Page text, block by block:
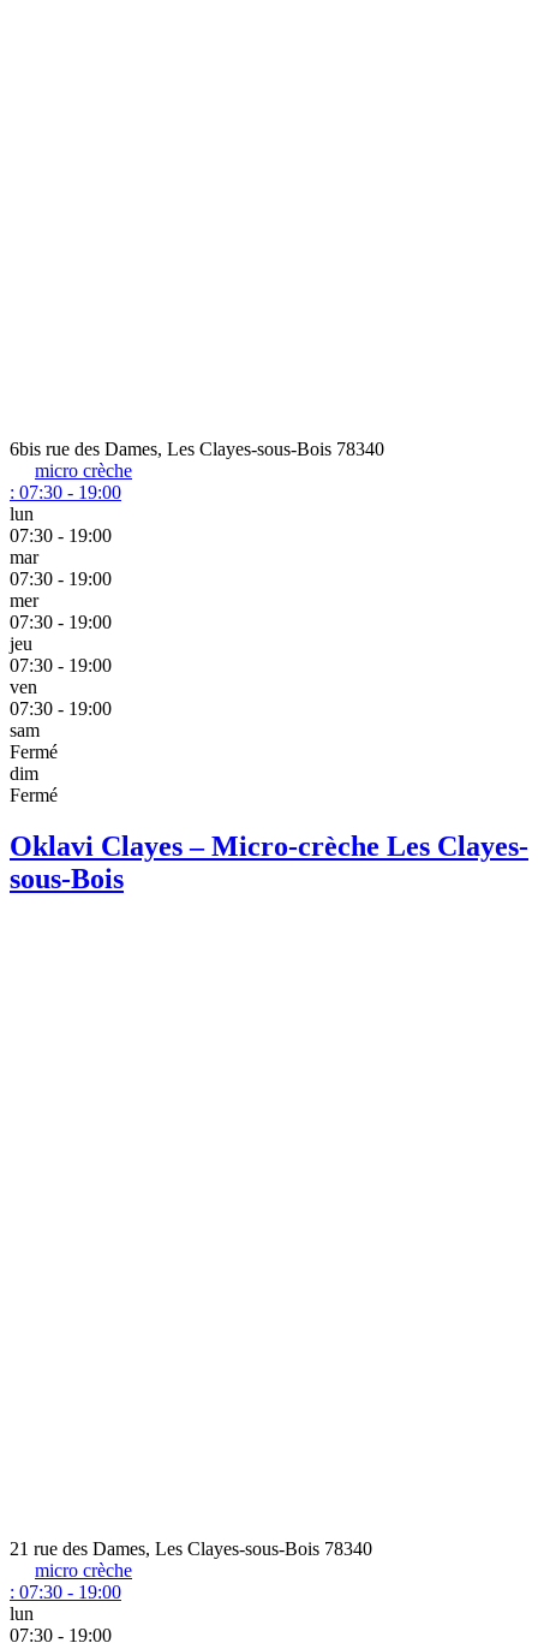
6bis rue des Dames, Les Clayes-sous-Bois 78340
micro crèche
: 07:30 - 19:00
lun
07:30 - 19:00
mar
07:30 - 19:00
mer
07:30 - 19:00
jeu
07:30 - 19:00
ven
07:30 - 19:00
sam
Fermé
dim
Fermé
Oklavi Clayes – Micro-crèche Les Clayes-
sous-Bois
21 rue des Dames, Les Clayes-sous-Bois 78340
micro crèche
: 07:30 - 19:00
lun
07:30 - 19:00